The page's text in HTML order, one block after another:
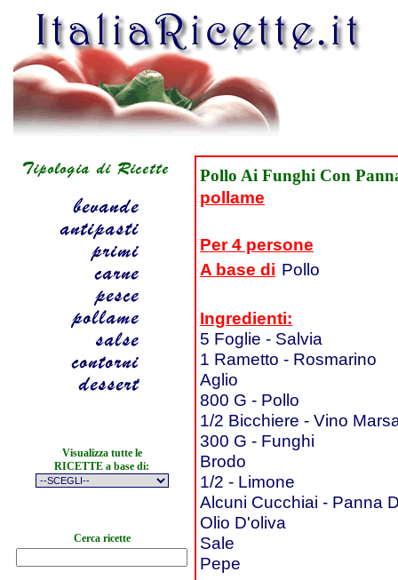
Visualizza tutte le
RICETTE a base di:
Cerca ricette
Pollo Ai Funghi Con
pollame
Per 4 persone
A base di Pollo
Ingredienti:
5 Foglie - Salvia
1 Rametto - Rosmarino
Aglio
800 G - Pollo
1/2 Bicchiere - Vino
300 G - Funghi
Brodo
1/2 - Limone
Alcuni Cucchiai - Panna
Olio D'oliva
Sale
Pepe